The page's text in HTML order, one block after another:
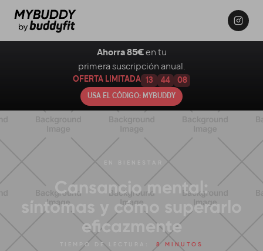
Cansancio mental:
síntomas y cómo superarlo
eficazmente
TIEMPO DE LECTURA: 8 MINUTOS
Ahorra 85€ en tu
primera suscripción anual.
OFERTA LIMITADA 13 44 07
USA EL CÓDIGO: MYBUDDY